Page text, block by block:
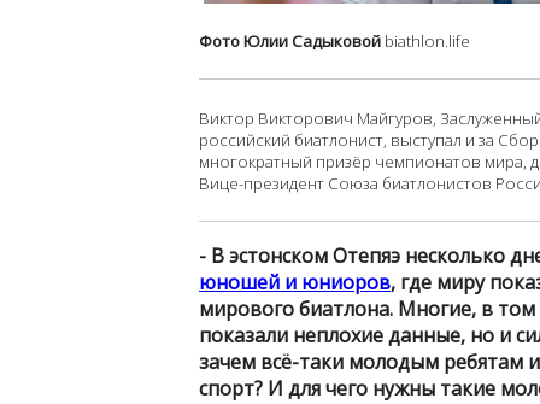
Фото Юлии Садыковой biathlon.life
Виктор Викторович Майгуров,
российский биатлонист, выступал и за
многократный призёр чемпионатов мира,
Вице-президент Союза биатлонистов
- В эстонском Отепяэ несколько
юношей и юниоров, где миру
мирового биатлона. Многие, в
показали неплохие данные, но и
зачем всё-таки молодым ребятам
спорт? И для чего нужны такие